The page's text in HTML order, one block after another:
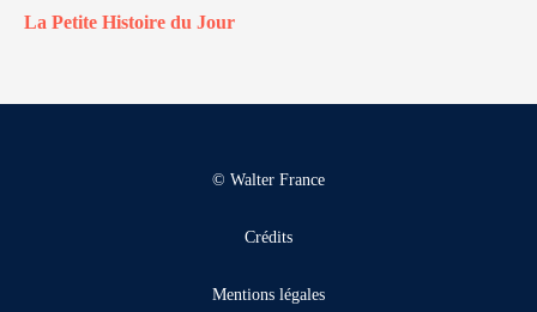
La Petite Histoire du Jour
© Walter France
Crédits
Mentions légales